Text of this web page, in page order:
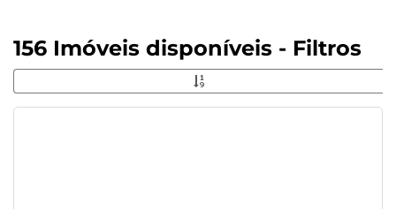
156 Imóveis disponíveis - Filtros